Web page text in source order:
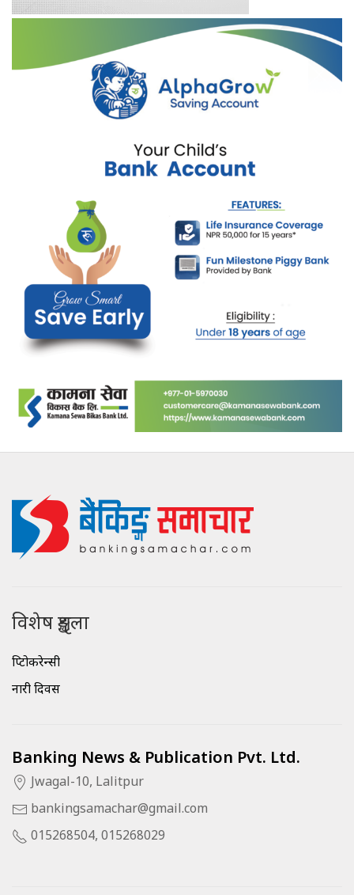
विशेष शृङ्खला
क्रिप्टोकरेन्सी
नारी दिवस
Banking News & Publication Pvt. Ltd.
Jwagal-10, Lalitpur
bankingsamachar@gmail.com
015268504, 015268029